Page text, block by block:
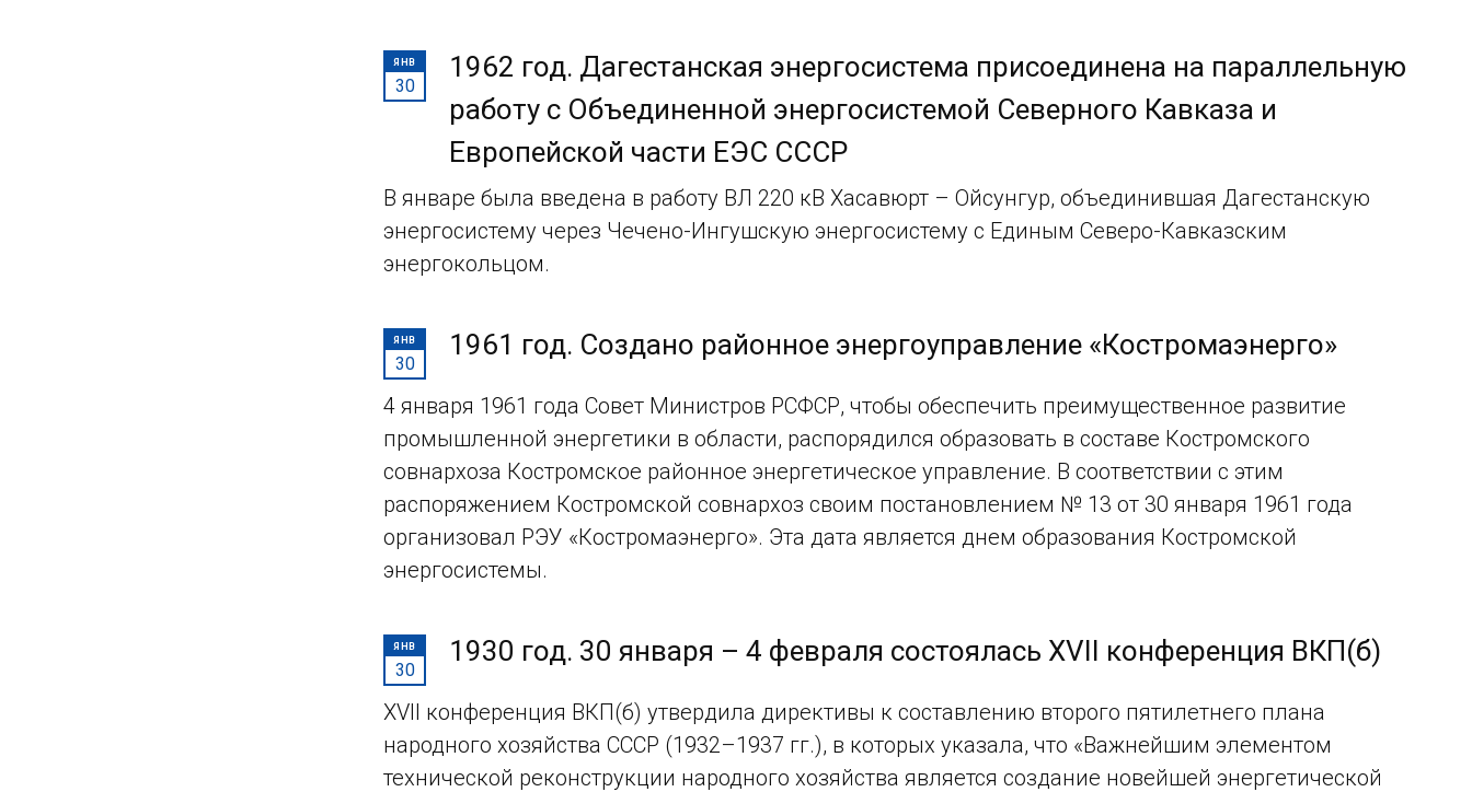
ЯНВ
30
1962 год. Дагестанская энергосистема присоединена на параллельную
работу с Объединенной энергосистемой Северного Кавказа и
Европейской части ЕЭС СССР
В январе была введена в работу ВЛ 220 кВ Хасавюрт – Ойсунгур, объединившая Дагестанскую
энергосистему через Чечено-Ингушскую энергосистему с Единым Северо-Кавказским
энергокольцом.
ЯНВ
30
1961 год. Создано районное энергоуправление «Костромаэнерго»
4 января 1961 года Совет Министров РСФСР, чтобы обеспечить преимущественное развитие
промышленной энергетики в области, распорядился образовать в составе Костромского
совнархоза Костромское районное энергетическое управление. В соответствии с этим
распоряжением Костромской совнархоз своим постановлением № 13 от 30 января 1961 года
организовал РЭУ «Костромаэнерго». Эта дата является днем образования Костромской
энергосистемы.
ЯНВ
30
1930 год. 30 января – 4 февраля состоялась XVII конференция ВКП(б)
XVII конференция ВКП(б) утвердила директивы к составлению второго пятилетнего плана
народного хозяйства СССР (1932–1937 гг.), в которых указала, что «Важнейшим элементом
технической реконструкции народного хозяйства является создание новейшей энергетической